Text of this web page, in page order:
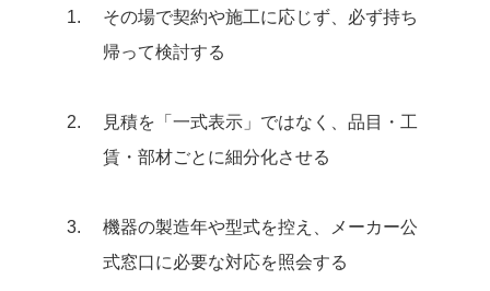
その場で契約や施工に応じず、必ず持ち
帰って検討する
見積を「一式表示」ではなく、品目・工
賃・部材ごとに細分化させる
機器の製造年や型式を控え、メーカー公
式窓口に必要な対応を照会する